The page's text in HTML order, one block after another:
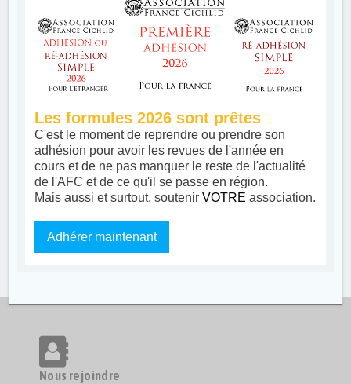
Les formules 2026 sont prêtes
C'est le moment de reprendre ou prendre son
adhésion pour avoir les revues de l'année en
cours et de ne pas manquer le reste de l'actualité
de l'AFC et de ce qu'il se passe en région.
Mais aussi et surtout, soutenirVOTRE association.
Adhérer maintenant
Nous rejoindre